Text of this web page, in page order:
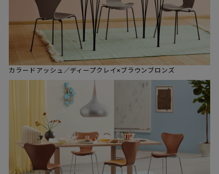
カラードアッシュ／ディープクレイ×ブラウンブロンズ